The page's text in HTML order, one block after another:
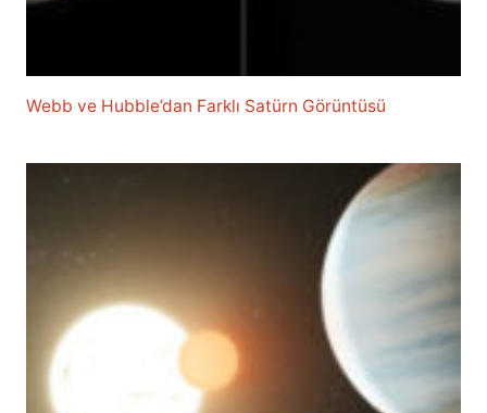
Webb ve Hubble’dan Farklı Satürn Görüntüsü